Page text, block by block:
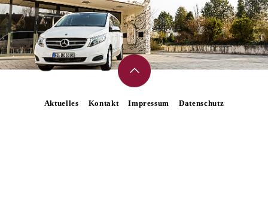
Aktuelles Kontakt Impressum Datenschutz